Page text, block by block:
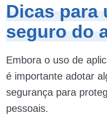
Dicas para
seguro do
Embora o uso de
é importante adotar
segurança para
pessoais.